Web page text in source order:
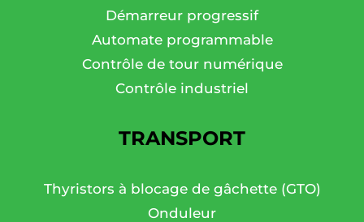
Démarreur progressif
Automate programmable
Contrôle de tour numérique
Contrôle industriel
TRANSPORT
Thyristors à blocage de gâchette (GTO)
Onduleur